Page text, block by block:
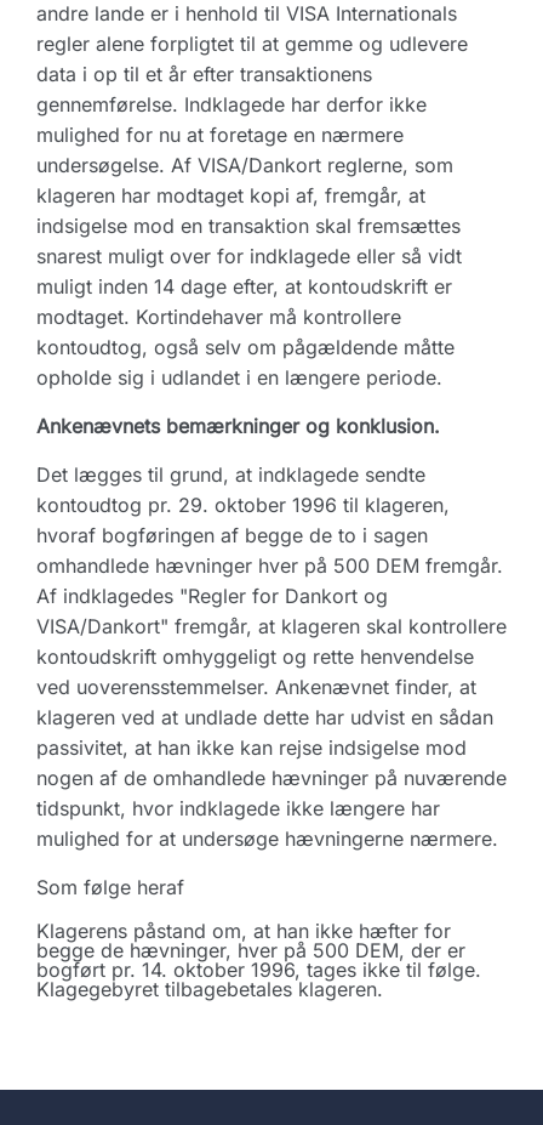
andre lande er i henhold til VISA Internationals
regler alene forpligtet til at gemme og udlevere
data i op til et år efter transaktionens
gennemførelse. Indklagede har derfor ikke
mulighed for nu at foretage en nærmere
undersøgelse. Af VISA/Dankort reglerne, som
klageren har modtaget kopi af, fremgår, at
indsigelse mod en transaktion skal fremsættes
snarest muligt over for indklagede eller så vidt
muligt inden 14 dage efter, at kontoudskrift er
modtaget. Kortindehaver må kontrollere
kontoudtog, også selv om pågældende måtte
opholde sig i udlandet i en længere periode.
Ankenævnets bemærkninger og konklusion.
Det lægges til grund, at indklagede sendte
kontoudtog pr. 29. oktober 1996 til klageren,
hvoraf bogføringen af begge de to i sagen
omhandlede hævninger hver på 500 DEM fremgår.
Af indklagedes "Regler for Dankort og
VISA/Dankort" fremgår, at klageren skal kontrollere
kontoudskrift omhyggeligt og rette henvendelse
ved uoverensstemmelser. Ankenævnet finder, at
klageren ved at undlade dette har udvist en sådan
passivitet, at han ikke kan rejse indsigelse mod
nogen af de omhandlede hævninger på nuværende
tidspunkt, hvor indklagede ikke længere har
mulighed for at undersøge hævningerne nærmere.
Som følge heraf
Klagerens påstand om, at han ikke hæfter for
begge de hævninger, hver på 500 DEM, der er
bogført pr. 14. oktober 1996, tages ikke til følge.
Klagegebyret tilbagebetales klageren.